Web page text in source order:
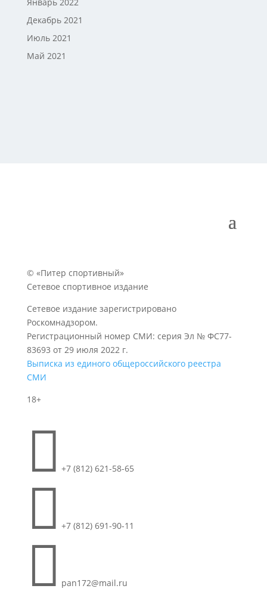
Декабрь 2021
Июль 2021
Май 2021
© «Питер спортивный»
Сетевое спортивное издание
Сетевое издание зарегистрировано
Роскомнадзором.
Регистрационный номер СМИ: серия Эл № ФС77-
83693 от 29 июля 2022 г.
Выписка из единого общероссийского реестра
СМИ
18+
 +7 (812) 621-58-65
 +7 (812) 691-90-11
 pan172@mail.ru